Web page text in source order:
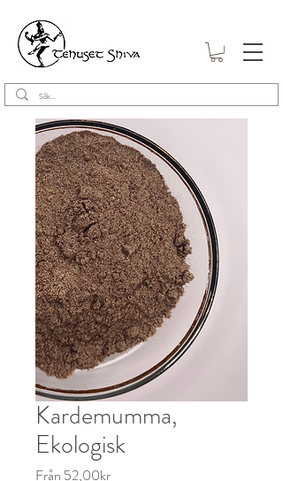
Kardemumma,
Ekologisk
Från 52,00krReapris